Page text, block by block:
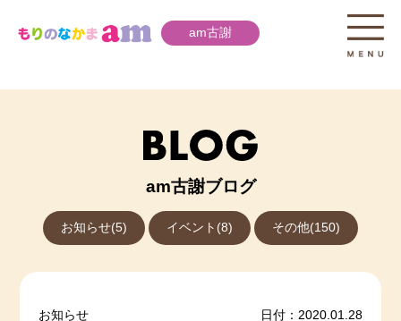
am古謝
am古謝ブログ
お知らせ(5) イベント(8) その他(150)
お知らせ 日付：2020.01.28